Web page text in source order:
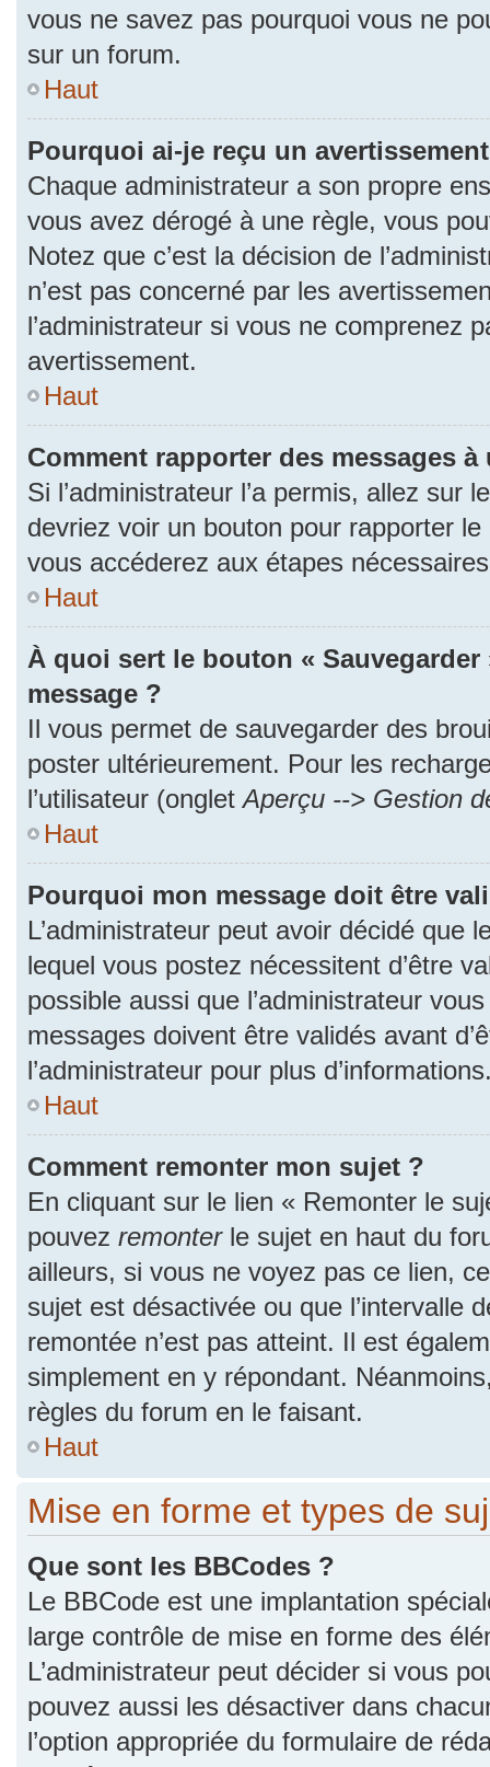
vous ne savez pas pourquoi vous ne
sur un forum.
Haut
Pourquoi ai-je reçu un
Chaque administrateur a son propre
vous avez dérogé à une règle, vous
Notez que c’est la décision de
n’est pas concerné par les
l’administrateur si vous ne comprenez
avertissement.
Haut
Comment rapporter des messages
Si l’administrateur l’a permis, allez sur
devriez voir un bouton pour rapporter
vous accéderez aux étapes
Haut
À quoi sert le bouton «
message ?
Il vous permet de sauvegarder des
poster ultérieurement. Pour les
l’utilisateur (ongletAperçu --> Gestion
Haut
Pourquoi mon message doit être
L’administrateur peut avoir décidé que
lequel vous postez nécessitent d’être
possible aussi que l’administrateur
messages doivent être validés avant
l’administrateur pour plus
Haut
Comment remonter mon sujet ?
En cliquant sur le lien « Remonter le
pouvez remonterle sujet en haut du
ailleurs, si vous ne voyez pas ce lien,
sujet est désactivée ou que l’intervalle
remontée n’est pas atteint. Il est
simplement en y répondant.
règles du forum en le faisant.
Haut
Mise en forme et types de
Que sont les BBCodes ?
Le BBCode est une implantation
large contrôle de mise en forme des
L’administrateur peut décider si vous
pouvez aussi les désactiver dans
l’option appropriée du formulaire de